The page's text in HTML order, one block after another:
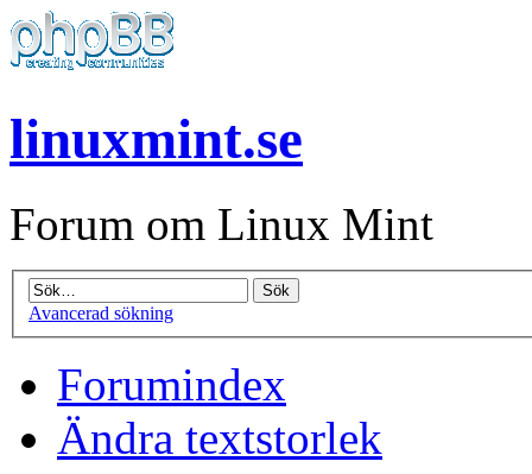
linuxmint.se
Forum om Linux Mint
Avancerad sökning
Forumindex
Ändra textstorlek